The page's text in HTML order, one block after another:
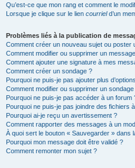
Qu’est-ce que mon rang et comment le
Lorsque je clique sur le lien courrield’un
Problèmes liés à la publication de
Comment créer un nouveau sujet ou poster
Comment modifier ou supprimer un
Comment ajouter une signature à mes
Comment créer un sondage ?
Pourquoi ne puis-je pas ajouter plus
Comment modifier ou supprimer un sondage
Pourquoi ne puis-je pas accéder à un forum
Pourquoi ne puis-je pas joindre des fichiers
Pourquoi ai-je reçu un avertissement ?
Comment rapporter des messages à un
À quoi sert le bouton « Sauvegarder » dans
Pourquoi mon message doit être validé ?
Comment remonter mon sujet ?